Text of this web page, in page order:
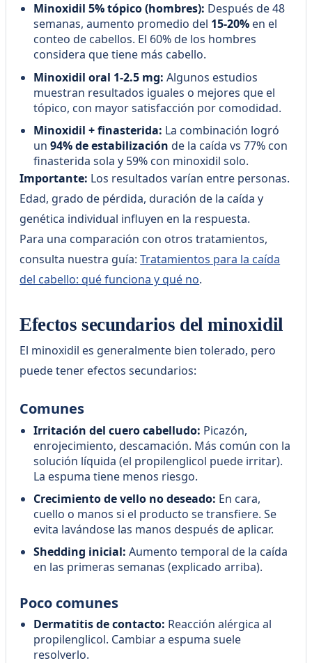
Minoxidil 5% tópico (hombres): Después de 48
semanas, aumento promedio del 15-20% en el
conteo de cabellos. El 60% de los hombres
considera que tiene más cabello.
Minoxidil oral 1-2.5 mg: Algunos estudios
muestran resultados iguales o mejores que el
tópico, con mayor satisfacción por comodidad.
Minoxidil + finasterida: La combinación logró
un94% de estabilización de la caída vs 77% con
finasterida sola y 59% con minoxidil solo.
Importante: Los resultados varían entre personas.
Edad, grado de pérdida, duración de la caída y
genética individual influyen en la respuesta.
Para una comparación con otros tratamientos,
consulta nuestra guía:Tratamientos para la caída
del cabello: qué funciona y qué no.
Efectos secundarios del minoxidil
El minoxidil es generalmente bien tolerado, pero
puede tener efectos secundarios:
Comunes
Irritación del cuero cabelludo: Picazón,
enrojecimiento, descamación. Más común con la
solución líquida (el propilenglicol puede irritar).
La espuma tiene menos riesgo.
Crecimiento de vello no deseado: En cara,
cuello o manos si el producto se transfiere. Se
evita lavándose las manos después de aplicar.
Shedding inicial: Aumento temporal de la caída
en las primeras semanas (explicado arriba).
Poco comunes
Dermatitis de contacto: Reacción alérgica al
propilenglicol. Cambiar a espuma suele
resolverlo.